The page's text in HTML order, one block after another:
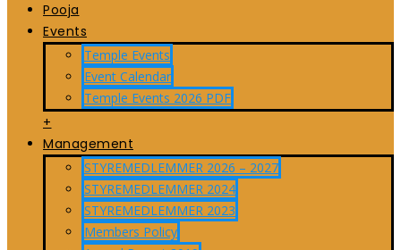
Pooja
Events
Temple Events
Event Calendar
Temple Events 2026 PDF
+
Management
STYREMEDLEMMER 2026 – 2027
STYREMEDLEMMER 2024
STYREMEDLEMMER 2023
Members Policy